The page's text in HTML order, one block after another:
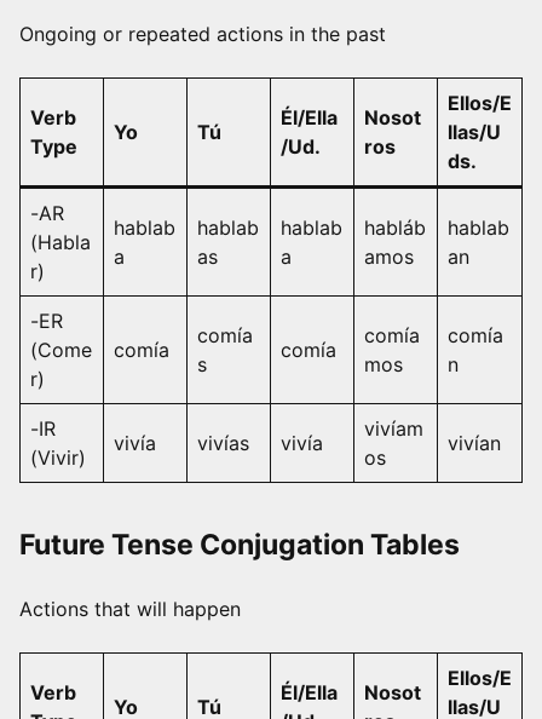
Ongoing or repeated actions in the past
Verb
Type
Yo Tú
Él/Ella
/Ud.
Nosot
ros
Ellos/E
llas/U
ds.
-AR
(Habla
r)
hablab
a
hablab
as
hablab
a
habláb
amos
hablab
an
-ER
(Come
r)
comía
comía
s
comía
comía
mos
comía
n
-IR
(Vivir)
vivía vivías vivía
vivíam
os
vivían
Future Tense Conjugation Tables
Actions that will happen
Verb
Yo Tú
Él/Ella
Nosot
Ellos/E
llas/U